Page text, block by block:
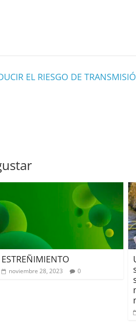
EL RIESGO DE
ESTREÑIMIENTO
noviembre 28, 2023 0